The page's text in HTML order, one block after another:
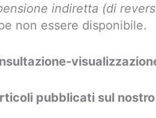
indiretta (di
non essere disponibile.
pubblicati sul